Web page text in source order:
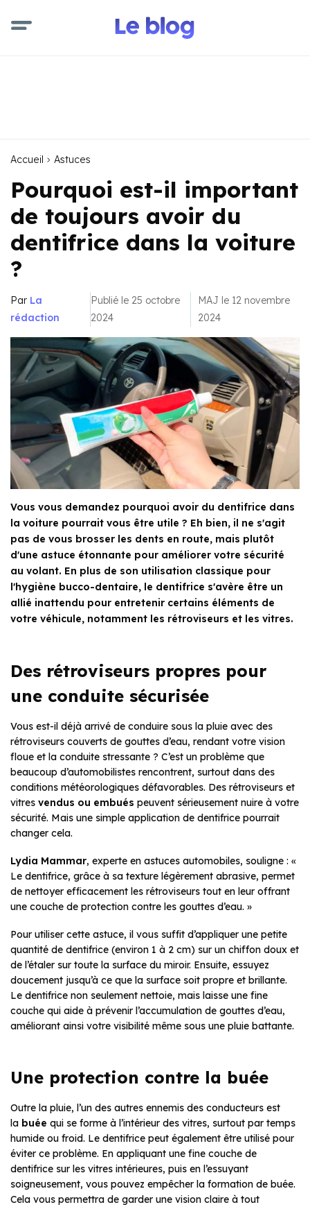
Accueil Astuces
Pourquoi est-il important
de toujours avoir du
dentifrice dans la voiture
?
Par La
rédaction
Publié le 25 octobre
2024
MAJ le 12 novembre
2024
Vous vous demandez pourquoi avoir du dentifrice dans
la voiture pourrait vous être utile ? Eh bien, il ne s'agit
pas de vous brosser les dents en route, mais plutôt
d'une astuce étonnante pour améliorer votre sécurité
au volant. En plus de son utilisation classique pour
l'hygiène bucco-dentaire, le dentifrice s'avère être un
allié inattendu pour entretenir certains éléments de
votre véhicule, notamment les rétroviseurs et les vitres.
Des rétroviseurs propres pour
une conduite sécurisée
Vous est-il déjà arrivé de conduire sous la pluie avec des
rétroviseurs couverts de gouttes d’eau, rendant votre vision
floue et la conduite stressante ? C’est un problème que
beaucoup d’automobilistes rencontrent, surtout dans des
conditions météorologiques défavorables. Des rétroviseurs et
vitres vendus ou embués peuvent sérieusement nuire à votre
sécurité. Mais une simple application de dentifrice pourrait
changer cela.
Lydia Mammar, experte en astuces automobiles, souligne : «
Le dentifrice, grâce à sa texture légèrement abrasive, permet
de nettoyer efficacement les rétroviseurs tout en leur offrant
une couche de protection contre les gouttes d’eau. »
Pour utiliser cette astuce, il vous suffit d’appliquer une petite
quantité de dentifrice (environ 1 à 2 cm) sur un chiffon doux et
de l’étaler sur toute la surface du miroir. Ensuite, essuyez
doucement jusqu’à ce que la surface soit propre et brillante.
Le dentifrice non seulement nettoie, mais laisse une fine
couche qui aide à prévenir l’accumulation de gouttes d’eau,
améliorant ainsi votre visibilité même sous une pluie battante.
Une protection contre la buée
Outre la pluie, l’un des autres ennemis des conducteurs est
la buée qui se forme à l’intérieur des vitres, surtout par temps
humide ou froid. Le dentifrice peut également être utilisé pour
éviter ce problème. En appliquant une fine couche de
dentifrice sur les vitres intérieures, puis en l’essuyant
soigneusement, vous pouvez empêcher la formation de buée.
Cela vous permettra de garder une vision claire à tout